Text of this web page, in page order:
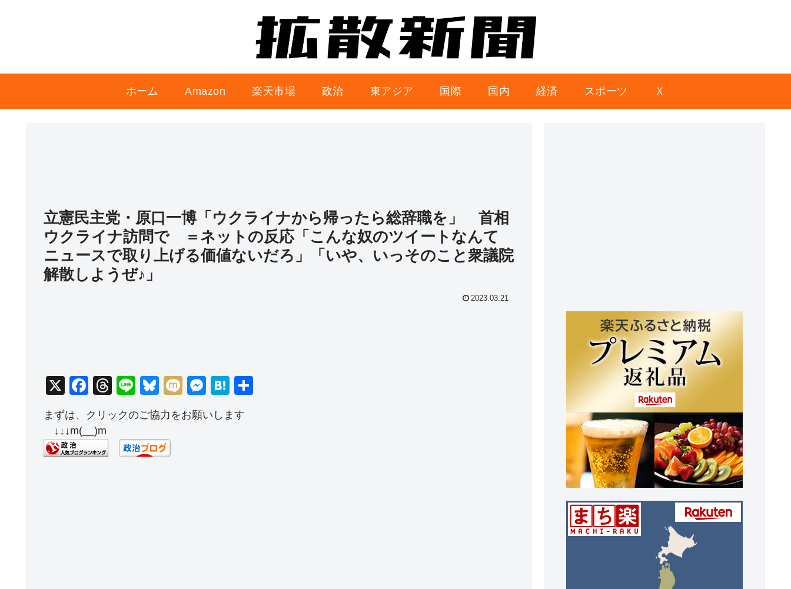
ホーム Amazon 楽天市場 政治 東アジア 国際 国内 経済 スポーツ Ｘ
立憲民主党・原口一博「ウクライナから帰ったら総辞職を」 首相
ウクライナ訪問で ＝ネットの反応「こんな奴のツイートなんて
ニュースで取り上げる価値ないだろ」「いや、いっそのこと衆議院
解散しようぜ♪」
2023.03.21
X
F
c
e
b
T
e
a
d
Li
e
Bl
u
e
sk
y
M
M
ss
H
e
まずは、クリックのご協力をお願いします
↓↓↓m(__)m